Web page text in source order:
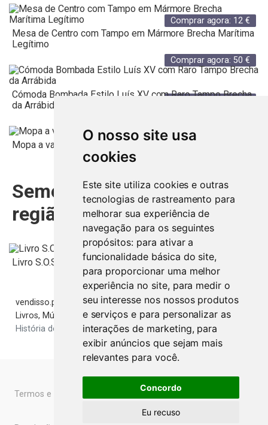
O nosso site usa
cookies
Este site utiliza cookies e outras
tecnologias de rastreamento para
melhorar sua experiência de
navegação para os seguintes
propósitos: para ativar a
funcionalidade básica do site,
para proporcionar uma melhor
experiência no site, para medir o
seu interesse nos nossos produtos
e serviços e para personalizar as
interações de marketing, para
exibir anúncios que sejam mais
relevantes para você.
Concordo
Eu recuso
Comprar agora: 12 €
Comprar agora:50 €
Mesa de Centro com Tampo em Mármore Brecha Marítima
Legítimo
Cómoda Bombada Estilo Luís XV com Raro Tampo Brecha
da Arrábida
Mopa a vapor Polti Vaporetto SV420
Comprar agora:
Semelhantes na mesma
região
Livro S.O.S. Angola
Leiria Comprar agora:
vendisso.pt
Resultados
Livros, Música, Filmes e Lazer
História de França - Henri Martin (7 volumes em Português)
Termos e Condições Livro de Reclamações Online